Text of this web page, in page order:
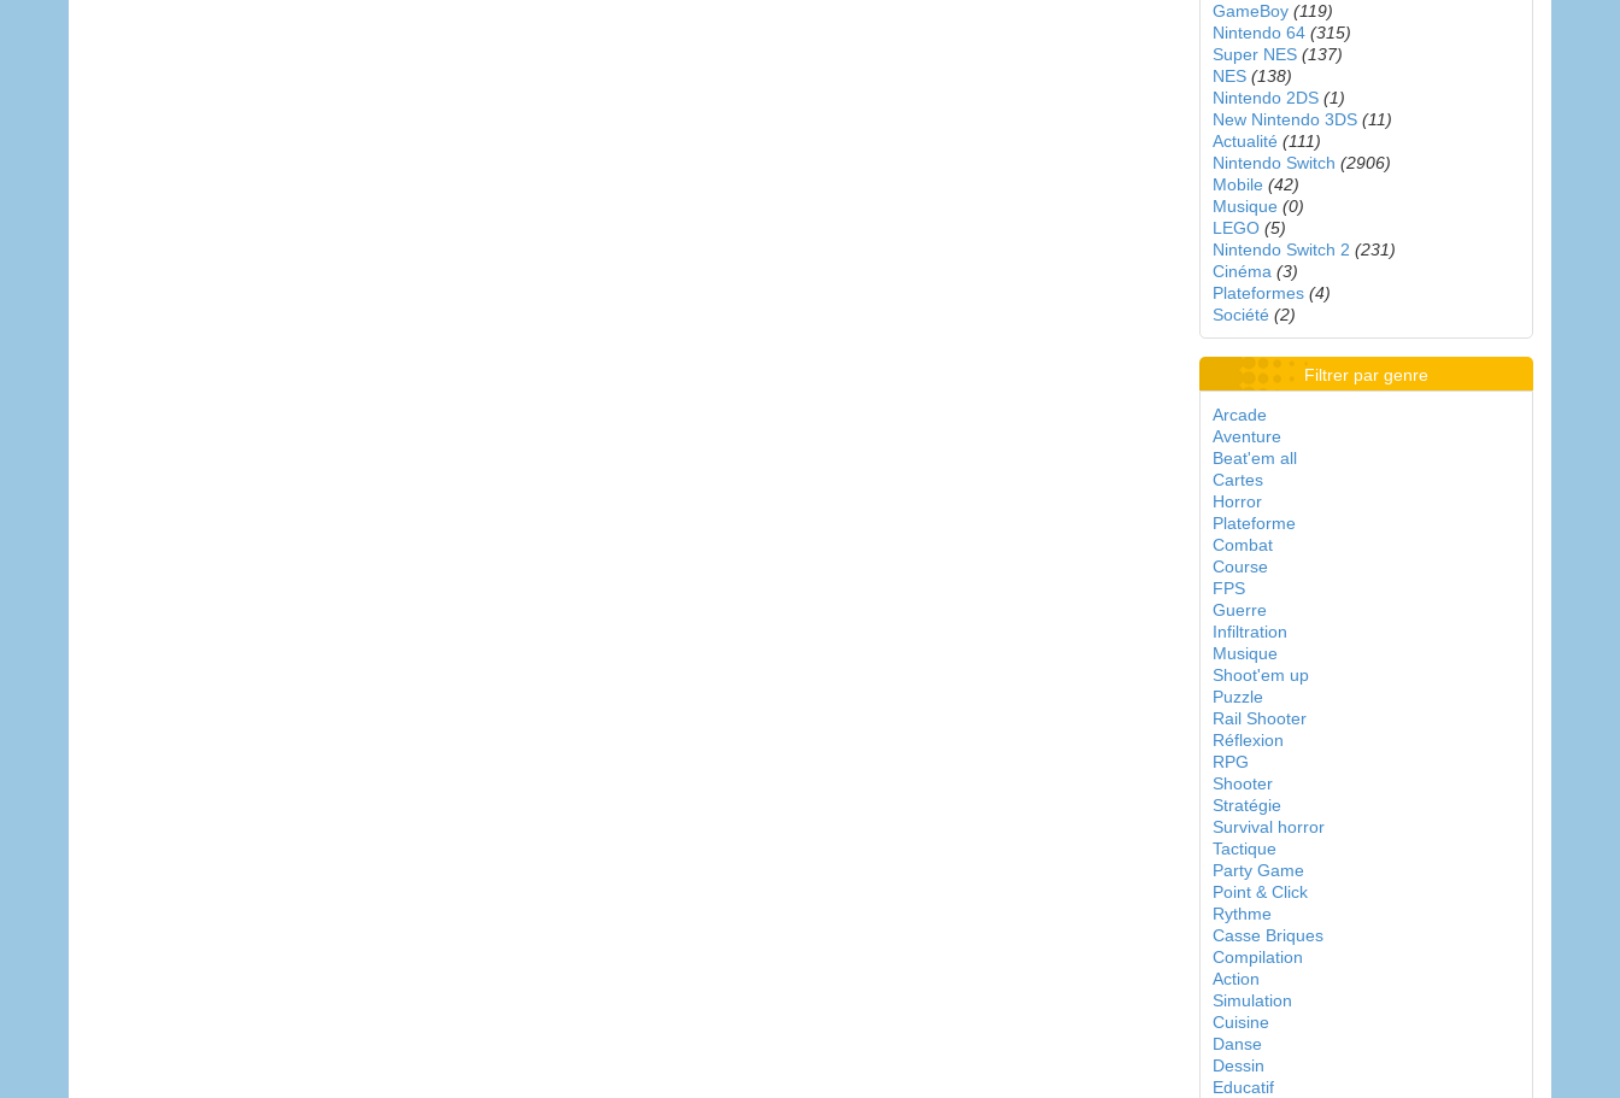
GameBoy (119)
Nintendo 64 (315)
Super NES (137)
NES (138)
Nintendo 2DS (1)
New Nintendo 3DS (11)
Actualité (111)
Nintendo Switch (2906)
Mobile (42)
Musique (0)
LEGO (5)
Nintendo Switch 2 (231)
Cinéma (3)
Plateformes (4)
Société (2)
Filtrer par genre
Arcade
Aventure
Beat'em all
Cartes
Horror
Plateforme
Combat
Course
FPS
Guerre
Infiltration
Musique
Shoot'em up
Puzzle
Rail Shooter
Réflexion
RPG
Shooter
Stratégie
Survival horror
Tactique
Party Game
Point & Click
Rythme
Casse Briques
Compilation
Action
Simulation
Cuisine
Danse
Dessin
Educatif